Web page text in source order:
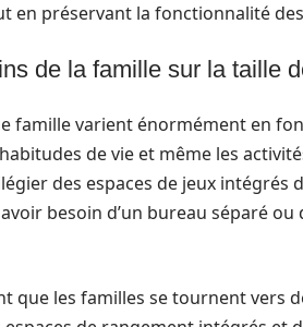
en préservant la fonctionnalité
de la famille sur la taille
famille varient énormément en
de vie et même les
des espaces de jeux intégrés
besoin d’un bureau séparé
que les familles se tournent vers